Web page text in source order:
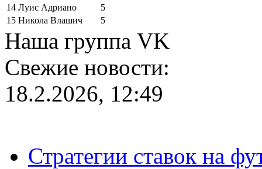
14 Луис Адриано
5
15 Никола Влашич 5
Наша группа VK
Свежие новости:
18.2.2026, 12:49
Стратегии ставок на